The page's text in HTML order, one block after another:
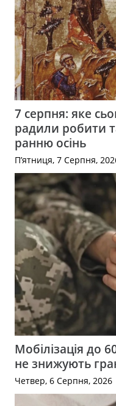
7 серпня: яке
радили робити
ранню осінь
П’ятниця, 7 Серпня,
Мобілізація до
не знижують
Четвер, 6 Серпня, 2026